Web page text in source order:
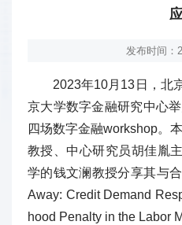
发布时间：
2023年10月13日，北
京大学数字金融研究中心
四场数字金融workshop。
教授、中心研究员胡佳胤
学的钱文澜教授分享其与
Away: Credit Demand
hood Penalty in the Labor